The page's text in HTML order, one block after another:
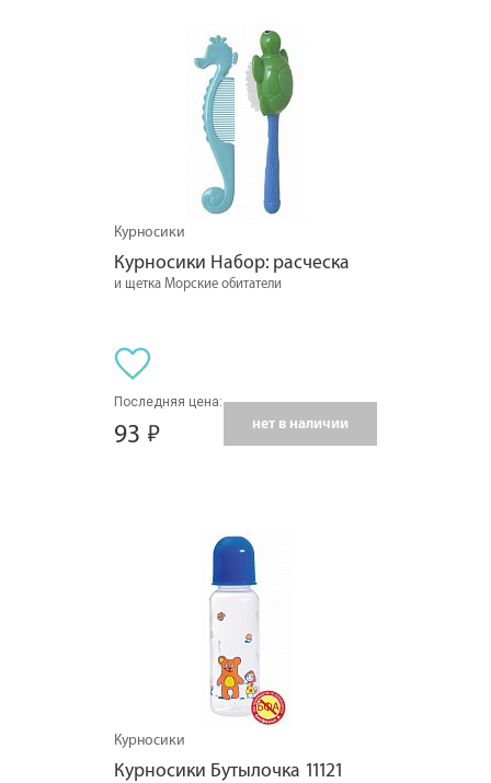
Курносики
Курносики Набор: расческа
и щетка Морские обитатели
Последняя цена:
93 нет в наличии
Курносики
Курносики Бутылочка 11121